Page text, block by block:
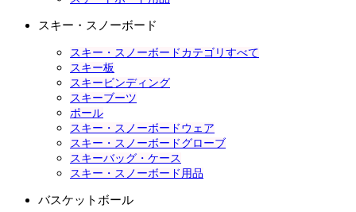
スキー・スノーボード
スキー・スノーボードカテゴリすべて
スキー板
スキービンディング
スキーブーツ
ポール
スキー・スノーボードウェア
スキー・スノーボードグローブ
スキーバッグ・ケース
スキー・スノーボード用品
バスケットボール